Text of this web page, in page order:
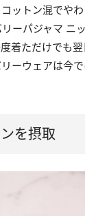
ットン混でや
ーパジャマ ニ
着ただけでも
ーウェアは今
を摂取